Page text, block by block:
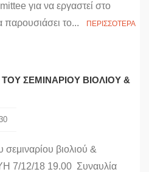
για να εργαστεί στο
το...
ΠΕΡΙΣΣΟΤΕΡΑ
ΣΕΜΙΝΑΡΙΟΥ ΒΙΟΛΙΟΥ &
σεμιναρίου βιολιού &
7/12/18 19.00 Συναυλία